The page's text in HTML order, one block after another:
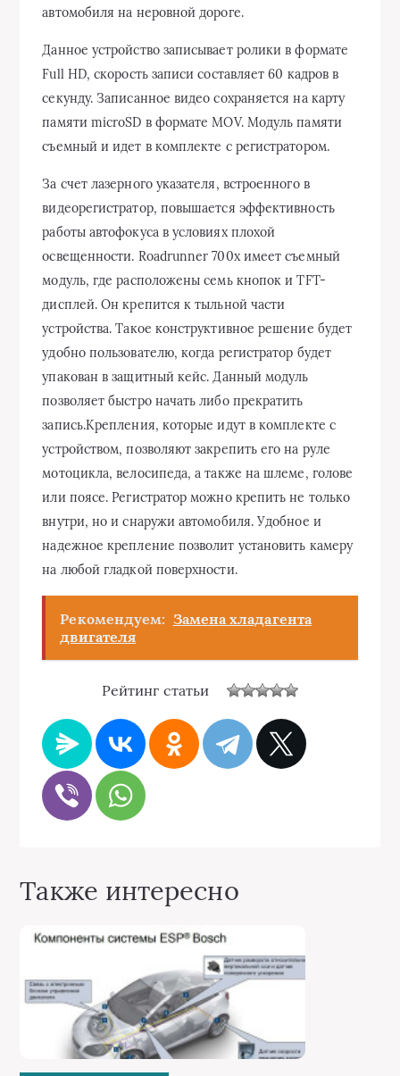
автомобиля на неровной дороге.
Данное устройство записывает ролики в формате
Full HD, скорость записи составляет 60 кадров в
секунду. Записанное видео сохраняется на карту
памяти microSD в формате MOV. Модуль памяти
съемный и идет в комплекте с регистратором.
За счет лазерного указателя, встроенного в
видеорегистратор, повышается эффективность
работы автофокуса в условиях плохой
освещенности. Roadrunner 700x имеет съемный
модуль, где расположены семь кнопок и TFT-
дисплей. Он крепится к тыльной части
устройства. Такое конструктивное решение будет
удобно пользователю, когда регистратор будет
упакован в защитный кейс. Данный модуль
позволяет быстро начать либо прекратить
запись.Крепления, которые идут в комплекте с
устройством, позволяют закрепить его на руле
мотоцикла, велосипеда, а также на шлеме, голове
или поясе. Регистратор можно крепить не только
внутри, но и снаружи автомобиля. Удобное и
надежное крепление позволит установить камеру
на любой гладкой поверхности.
Рекомендуем: Замена хладагента
двигателя
Рейтинг статьи
Также интересно